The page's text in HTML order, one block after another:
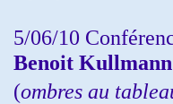
5/06/10
Benoit Kullmann
(ombres au